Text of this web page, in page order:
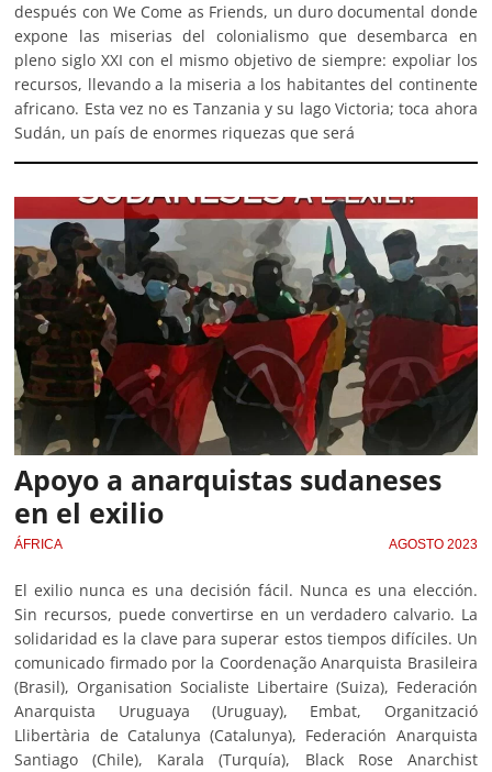
después con We Come as Friends, un duro documental donde
expone las miserias del colonialismo que desembarca en
pleno siglo XXI con el mismo objetivo de siempre: expoliar los
recursos, llevando a la miseria a los habitantes del continente
africano. Esta vez no es Tanzania y su lago Victoria; toca ahora
Sudán, un país de enormes riquezas que será
Apoyo a anarquistas sudaneses
en el exilio
ÁFRICA AGOSTO 2023
El exilio nunca es una decisión fácil. Nunca es una elección.
Sin recursos, puede convertirse en un verdadero calvario. La
solidaridad es la clave para superar estos tiempos difíciles. Un
comunicado firmado por la Coordenação Anarquista Brasileira
(Brasil), Organisation Socialiste Libertaire (Suiza), Federación
Anarquista Uruguaya (Uruguay), Embat, Organització
Llibertària de Catalunya (Catalunya), Federación Anarquista
Santiago (Chile), Karala (Turquía), Black Rose Anarchist